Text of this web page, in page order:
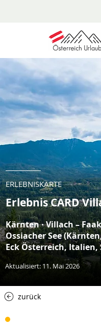
ERLEBNISKARTE
Erlebnis CARD
Kärnten · Villach –
Ossiacher See
Eck Österreich, Italien,
Aktualisiert: 11. Mai 2026
zurück